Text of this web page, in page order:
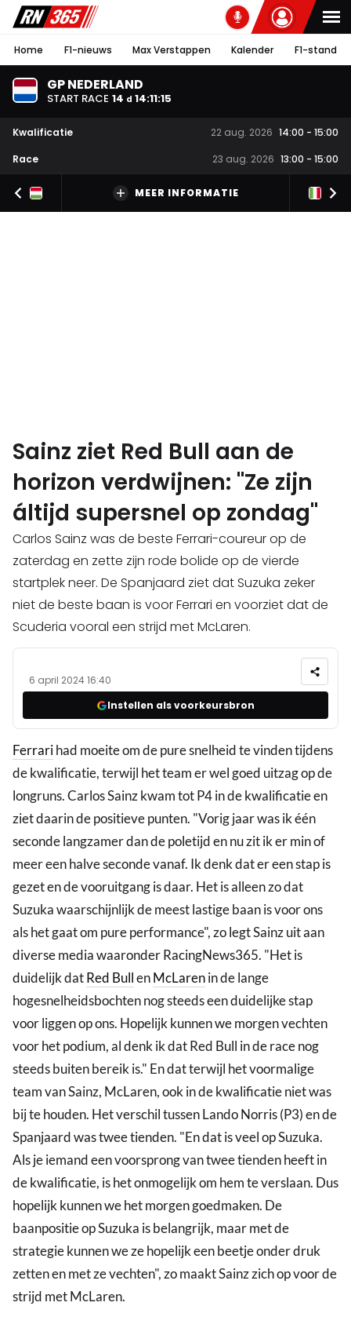
Home F1-nieuws Max Verstappen Kalender F1-stand
GP NEDERLAND
START RACE 14 d 14:11:14
Kwalificatie 22 aug. 2026 14:00 - 15:00
Race
23 aug. 2026 13:00 - 15:00
MEER INFORMATIE
Sainz ziet Red Bull aan de
horizon verdwijnen: "Ze zijn
áltijd supersnel op zondag"
Carlos Sainz was de beste Ferrari-coureur op de
zaterdag en zette zijn rode bolide op de vierde
startplek neer. De Spanjaard ziet dat Suzuka zeker
niet de beste baan is voor Ferrari en voorziet dat de
Scuderia vooral een strijd met McLaren.
6 april 2024 16:40
Instellen als voorkeursbron
Ferrarihad moeite om de pure snelheid te vinden tijdens
de kwalificatie, terwijl het team er wel goed uitzag op de
longruns. Carlos Sainz kwam tot P4 in de kwalificatie en
ziet daarin de positieve punten. "Vorig jaar was ik één
seconde langzamer dan de poletijd en nu zit ik er min of
meer een halve seconde vanaf. Ik denk dat er een stap is
gezet en de vooruitgang is daar. Het is alleen zo dat
Suzuka waarschijnlijk de meest lastige baan is voor ons
als het gaat om pure performance", zo legt Sainz uit aan
diverse media waaronder RacingNews365. "Het is
duidelijk datRed BullenMcLarenin de lange
hogesnelheidsbochten nog steeds een duidelijke stap
voor liggen op ons. Hopelijk kunnen we morgen vechten
voor het podium, al denk ik dat Red Bull in de race nog
steeds buiten bereik is." En dat terwijl het voormalige
team van Sainz, McLaren, ook in de kwalificatie niet was
bij te houden. Het verschil tussen Lando Norris (P3) en de
Spanjaard was twee tienden. "En dat is veel op Suzuka.
Als je iemand een voorsprong van twee tienden heeft in
de kwalificatie, is het onmogelijk om hem te verslaan. Dus
hopelijk kunnen we het morgen goedmaken. De
baanpositie op Suzuka is belangrijk, maar met de
strategie kunnen we ze hopelijk een beetje onder druk
zetten en met ze vechten", zo maakt Sainz zich op voor de
strijd met McLaren.